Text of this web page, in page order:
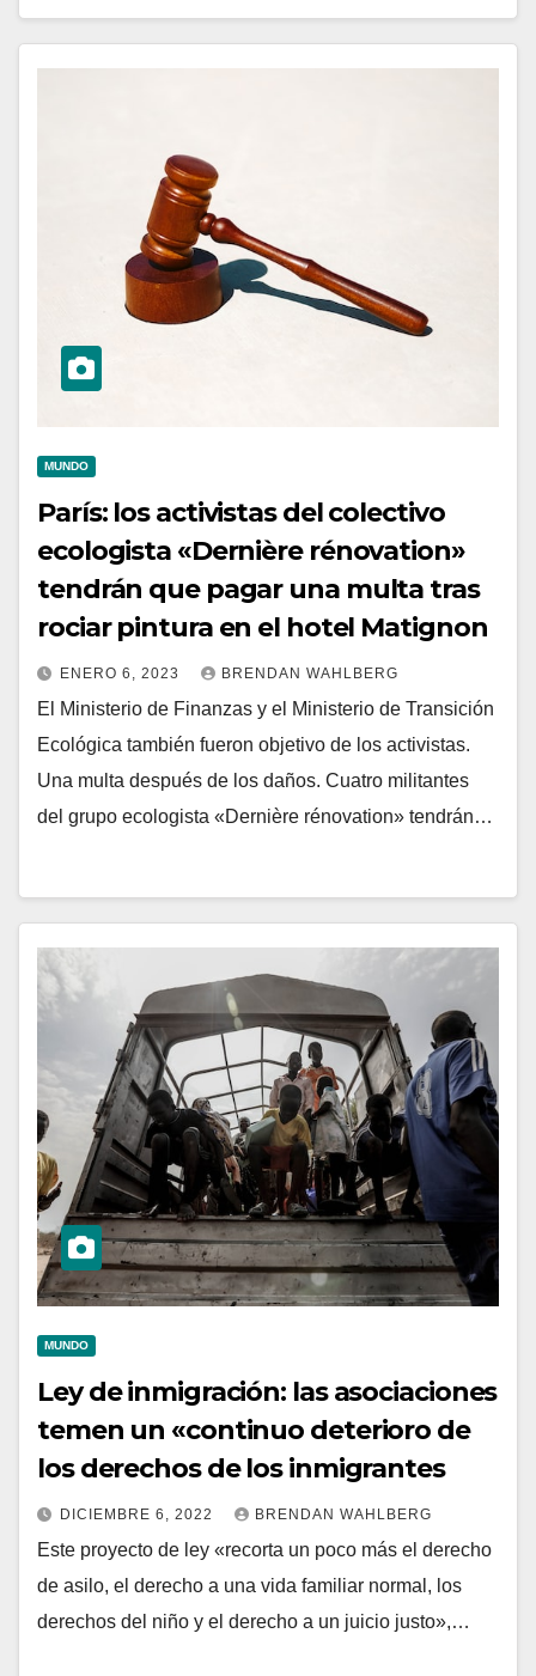
MUNDO
París: los activistas del colectivo
ecologista «Dernière rénovation»
tendrán que pagar una multa tras
rociar pintura en el hotel Matignon
ENERO 6, 2023 BRENDAN WAHLBERG
El Ministerio de Finanzas y el Ministerio de Transición
Ecológica también fueron objetivo de los activistas.
Una multa después de los daños. Cuatro militantes
del grupo ecologista «Dernière rénovation» tendrán…
MUNDO
Ley de inmigración: las asociaciones
temen un «continuo deterioro de
los derechos de los inmigrantes
DICIEMBRE 6, 2022 BRENDAN WAHLBERG
Este proyecto de ley «recorta un poco más el derecho
de asilo, el derecho a una vida familiar normal, los
derechos del niño y el derecho a un juicio justo»,…